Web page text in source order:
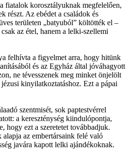
fiatalok korosztályuknak megfelelően,
részt. Az ebédet a családok és
területen „batyuból” költötték el –
az étel, hanem a lelki-szellemi
felhívta a figyelmet arra, hogy hitünk
és az Egyház által jóváhagyott
ne tévesszenek meg minket önjelölt
kinyilatkoztatáshoz. Ezt a pápai
szentmisét, sok paptestvérrel
a kereszténység kiindulópontja,
hogy ezt a szeretetet továbbadjuk.
az embertársaink felé való
javára kapott lelki ajándékoknak.